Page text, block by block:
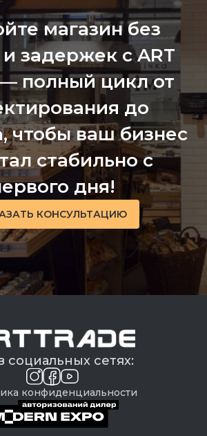
магазин без
задержек с ART
— полный цикл от
до
чтобы ваш бизнес
стабильно с
дня!
КОНСУЛЬТАЦИЮ
социальных сетях:
конфиденциальности